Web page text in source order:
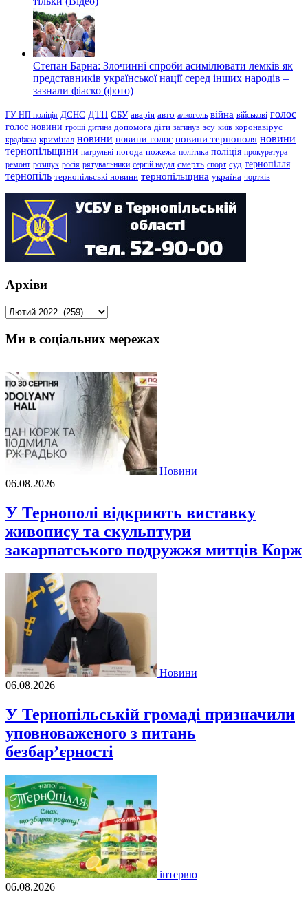
Степан Барна: Злочинні спроби асимілювати лемків як
представників української нації серед інших народів –
зазнали фіаско (фото)
ГУ НП поліція ДСНС ДТП СБУ аварія авто алкоголь війна військові голос
голос новини гроші дитина допомога діти загинув зсу київ коронавірус
крадіжка кримінал новини новини голос новини тернополя новини
тернопільщини патрульні погода пожежа політика поліція прокуратура
ремонт розшук росія рятувальники сергій надал смерть спорт суд тернопілля
тернопіль тернопільські новини тернопільщина україна чортків
Архіви
Архіви
Ми в соціальних мережах
Новини
06.08.2026
У Тернополі відкриють виставку
живопису та скульптури
закарпатського подружжя митців Корж
Новини
06.08.2026
У Тернопільській громаді призначили
уповноваженого з питань
безбар’єрності
інтервю
06.08.2026